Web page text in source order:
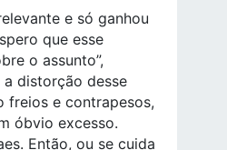
e só ganhou
que esse
o assunto”,
distorção desse
freios e contrapesos,
óbvio excesso.
Então, ou se cuida